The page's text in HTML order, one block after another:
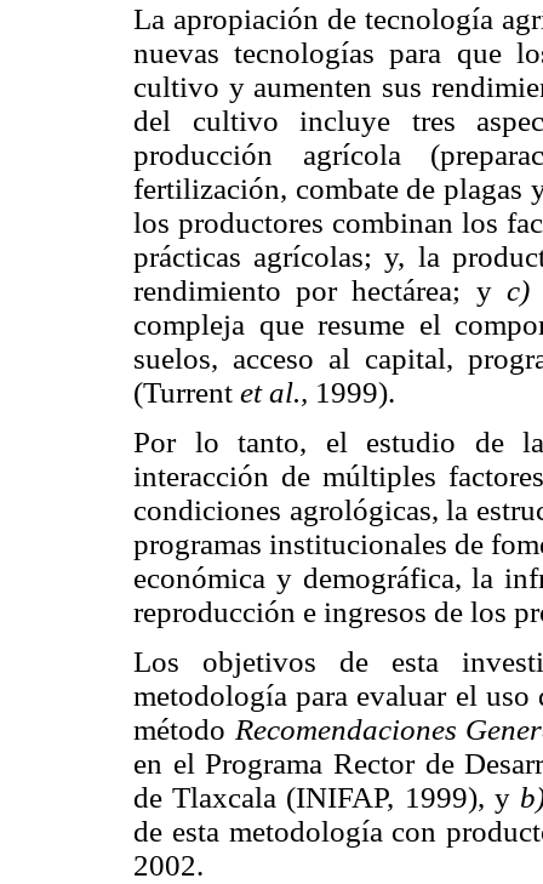
La apropiación de tecnología
nuevas tecnologías para que
cultivo y aumenten sus
del cultivo incluye tres
producción agrícola
fertilización, combate de plagas
los productores combinan los
prácticas agrícolas; y, la
rendimiento por hectárea; y c)
compleja que resume el
suelos, acceso al capital,
(Turrent et al., 1999).
Por lo tanto, el estudio de
interacción de múltiples
condiciones agrológicas, la
programas institucionales de
económica y demográfica, la
reproducción e ingresos de los
Los objetivos de esta
metodología para evaluar el
método Recomendaciones
en el Programa Rector de
de Tlaxcala (INIFAP, 1999), y
de esta metodología con
2002.